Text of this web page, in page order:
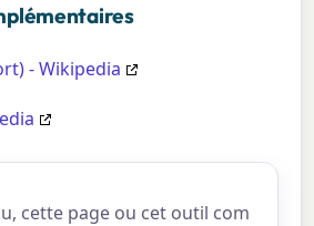
- Wikipedia
cette page ou cet outil com